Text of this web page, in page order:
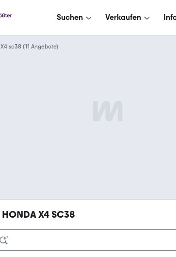
Suchen Verkaufen
X4 sc38 (11 Angebote)
HONDA X4 SC38